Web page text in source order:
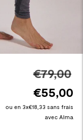
€79,00
€55,00
ou en 3x€18,33 sans frais
avec Alma